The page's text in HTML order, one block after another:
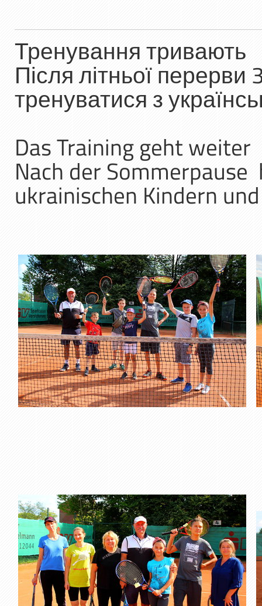
Тренування тривають
Після літньої
тренуватися з
Das Training geht weiter
Nach der
ukrainischen Kindern